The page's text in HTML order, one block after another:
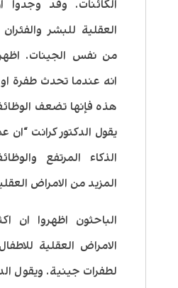
الكائنات. وقد وجدوا
العقلية للبشر
من نفس الجينات.
انه عندما تحدث طفرة
هذه فإنها تضعف
يقول الدكتور كرانت “ان
الذكاء المرتفع
المزيد من الامراض
الامراض العقلية
لطفرات جينية. ويقول